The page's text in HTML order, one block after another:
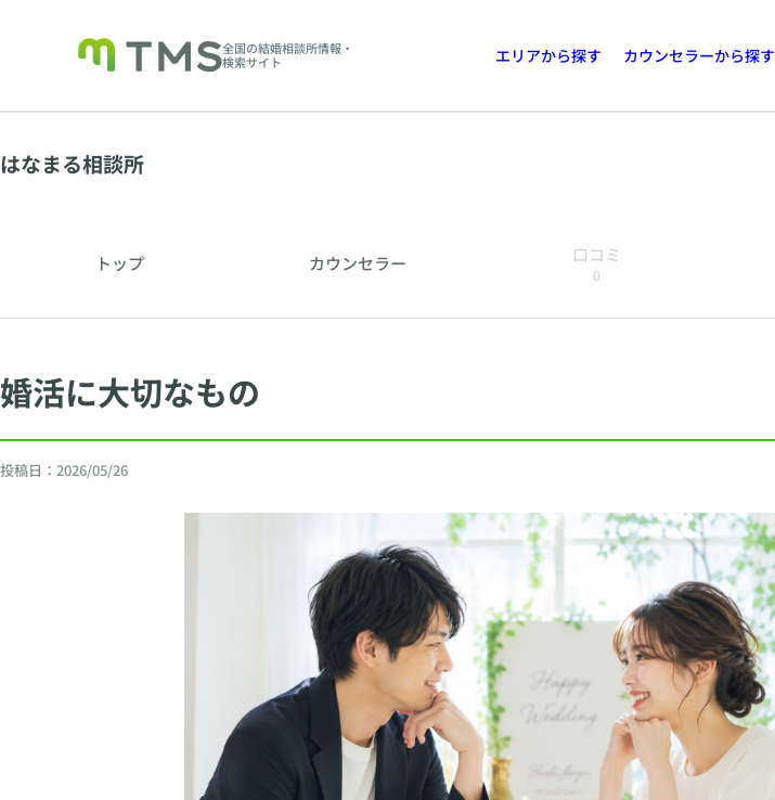
全国の結婚相談所情報・
検索サイト
エリアから探す カウンセラーから探す
はなまる相談所
トップ カウンセラー 口コミ
0
婚活に大切なもの
投稿日： 2026/05/26